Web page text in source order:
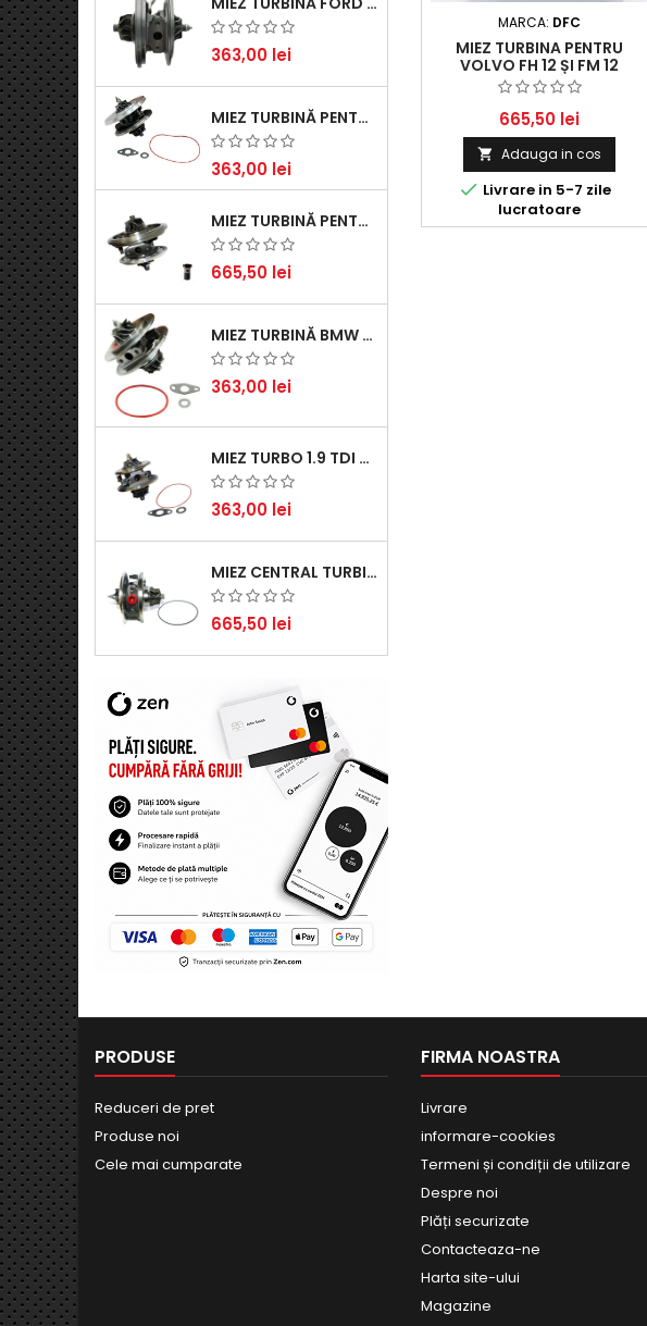
363,00 lei
MIEZ TURBINĂ PENTRU CITROËN, FORD, MAZDA, MINI, PEUGEOT ȘI VOLVO - MOTORIZĂRI 1.6 HDI ȘI 1.6 D
363,00 lei
MIEZ TURBINĂ PENTRU AUDI, SEAT, SKODA ȘI VOLKSWAGEN - MOTORIZĂRI 2.0 TDI 103KW 140CP
665,50 lei
MIEZ TURBINĂ BMW SERIA 1 (E81, E87) 120 D - CREȘTEȚI PERFORMANȚA ȘI RĂSPUNSUL MOTORULUI
363,00 lei
MIEZ TURBO 1.9 TDI - PERFORMANȚĂ FIABILĂ PENTRU AUDI, SEAT, SKODA ȘI VW
363,00 lei
MIEZ CENTRAL TURBINĂ SUZUKI GRAND ESCUDO II 1.9 DDIS TRACȚIUNE INTEGRALĂ - MOTORIZARE 1.9L, 95 KW (129 CP)
665,50 lei
MARCA: DFC
MIEZ TURBINA PENTRU
VOLVO FH 12 ȘI FM 12
665,50 lei
 Adauga in cos
 Livrare in 5-7 zile
lucratoare
PRODUSE
Reduceri de pret
Produse noi
Cele mai cumparate
FIRMA NOASTRA
Livrare
informare-cookies
Termeni și condiții de utilizare
Despre noi
Plăți securizate
Contacteaza-ne
Harta site-ului
Magazine